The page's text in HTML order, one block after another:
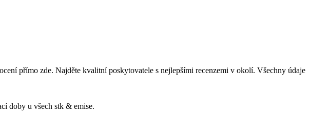
přímo zde. Najděte kvalitní poskytovatele s nejlepšími recenzemi v okolí. Všechny údaje
doby u všech stk & emise.